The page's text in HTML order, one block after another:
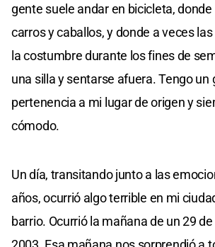
gente suele andar en bicicleta,
carros y caballos, y donde a veces
la costumbre durante los fines de
una silla y sentarse afuera. Tengo un
pertenencia a mi lugar de origen y
cómodo.
Un día, transitando junto a las
años, ocurrió algo terrible en mi
barrio. Ocurrió la mañana de un 29